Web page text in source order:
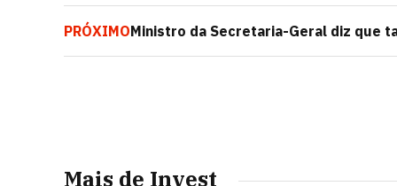
PRÓXIMOMinistro da Secretaria-Geral diz que
do Brasil
Mais de Invest